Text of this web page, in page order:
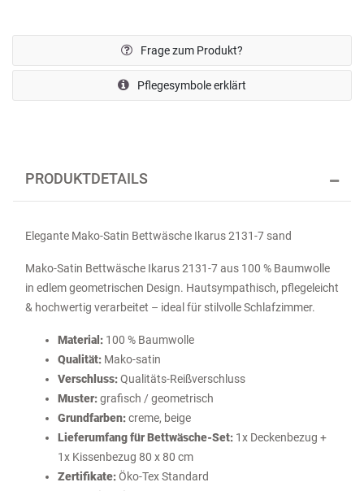
Frage zum Produkt?
Pflegesymbole erklärt
PRODUKTDETAILS
Elegante Mako-Satin Bettwäsche Ikarus 2131-7 sand
Mako-Satin Bettwäsche Ikarus 2131-7 aus 100 % Baumwolle
in edlem geometrischen Design. Hautsympathisch, pflegeleicht
& hochwertig verarbeitet – ideal für stilvolle Schlafzimmer.
Material: 100 % Baumwolle
Qualität: Mako-satin
Verschluss:Qualitäts-Reißverschluss
Muster:grafisch / geometrisch
Grundfarben:creme, beige
Lieferumfang für Bettwäsche-Set: 1x Deckenbezug +
1x Kissenbezug 80 x 80 cm
Zertifikate:Öko-Tex Standard